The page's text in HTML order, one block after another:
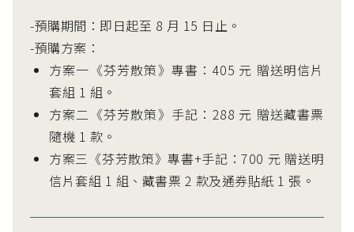
-預購期間：即日起至 8 月 15 日止。
-預購方案：
方案一《芬芳散策》專書：405 元 贈送明信片
套組 1 組。
方案二《芬芳散策》手記：288 元 贈送藏書票
隨機 1 款。
方案三《芬芳散策》專書+手記：700 元 贈送明
信片套組 1 組、藏書票 2 款及通券貼紙 1 張。